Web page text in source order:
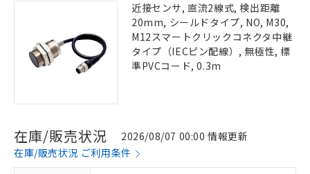
近接センサ, 直流2線式, 検出距離
20mm, シールドタイプ, NO, M30,
M12スマートクリックコネクタ中継
タイプ（IECピン配線）, 無極性, 標
準PVCコード, 0.3m
在庫/販売状況
2026/08/07 00:00 情報更新
在庫/販売状況 ご利用条件